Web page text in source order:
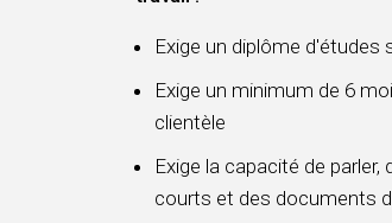
Exige un diplôme d'études
Exige un minimum de 6
clientèle
Exige la capacité de
courts et des documents